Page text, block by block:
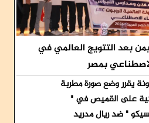
بعد التتويج العالمي في
بمصر
يقرر وضع صورة مطربة
على القميص في "
" ضد ريال مدريد